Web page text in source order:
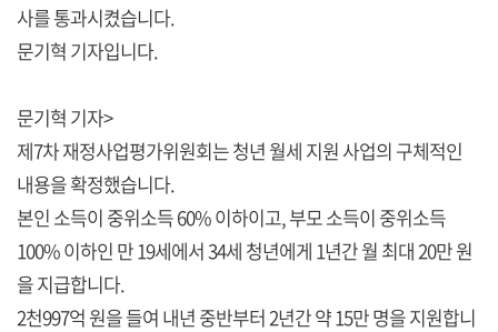
사를 통과시켰습니다.
문기혁 기자입니다.
문기혁 기자>
제7차 재정사업평가위원회는 청년 월세 지원 사업의 구체적인
내용을 확정했습니다.
본인 소득이 중위소득 60% 이하이고, 부모 소득이 중위소득
100% 이하인 만 19세에서 34세 청년에게 1년간 월 최대 20만 원
을 지급합니다.
2천997억 원을 들여 내년 중반부터 2년간 약 15만 명을 지원합니